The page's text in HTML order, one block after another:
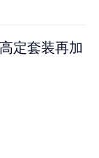
定套装再加